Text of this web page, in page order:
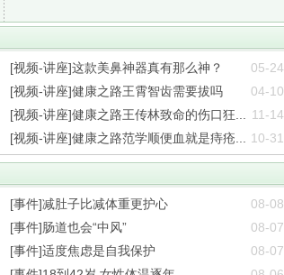
[视频-讲座]这款美鼻神器真有那么神？
05-24
[视频-讲座]健康之路王霄智齿需要拔吗
04-10
[视频-讲座]健康之路王传林致命的伤口狂...
11-14
[视频-讲座]健康之路范学顺便血就是痔疮... 10-31
[事件]减肚子比减体重更护心
08-08
[事件]肠道也会“中风”
08-07
[事件]适度焦虑是自我保护
08-07